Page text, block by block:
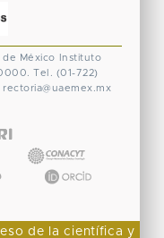
de México
Instituto
Tel. (01-722)
rectoria@uaemex.mx
de la científica y